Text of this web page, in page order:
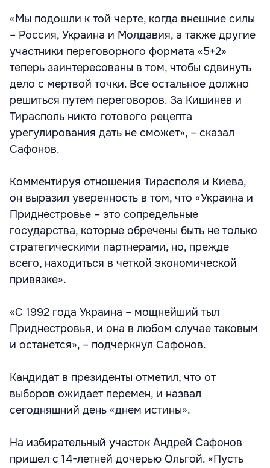
«Мы подошли к той черте, когда внешние силы
– Россия, Украина и Молдавия, а также другие
участники переговорного формата «5+2»
теперь заинтересованы в том, чтобы сдвинуть
дело с мертвой точки. Все остальное должно
решиться путем переговоров. За Кишинев и
Тирасполь никто готового рецепта
урегулирования дать не сможет», – сказал
Сафонов.
Комментируя отношения Тирасполя и Киева,
он выразил уверенность в том, что «Украина и
Приднестровье – это сопредельные
государства, которые обречены быть не только
стратегическими партнерами, но, прежде
всего, находиться в четкой экономической
привязке».
«С 1992 года Украина – мощнейший тыл
Приднестровья, и она в любом случае таковым
и останется», – подчеркнул Сафонов.
Кандидат в президенты отметил, что от
выборов ожидает перемен, и назвал
сегодняшний день «днем истины».
На избирательный участок Андрей Сафонов
пришел с 14-летней дочерью Ольгой. «Пусть